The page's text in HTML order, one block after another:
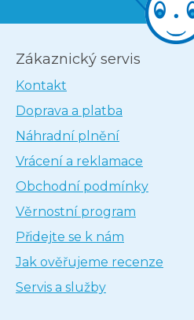
Zákaznický servis
Kontakt
Doprava a platba
Náhradní plnění
Vrácení a reklamace
Obchodní podmínky
Věrnostní program
Přidejte se k nám
Jak ověřujeme recenze
Servis a služby